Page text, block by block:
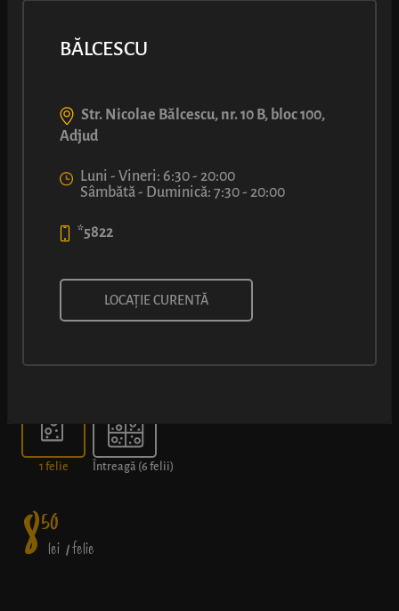
PIZZA CU SALAM PICANT
1 felie Întreagă (6 felii)
850
lei / felie
BĂLCESCU
Str. Nicolae Bălcescu, nr. 10 B, bloc 100,
Adjud
Luni - Vineri: 6:30 - 20:00
Sâmbătă - Duminică: 7:30 - 20:00
*5822
LOCAȚIE CURENTĂ